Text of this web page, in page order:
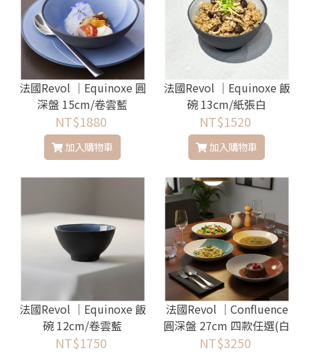
法國Revol │Equinoxe 圓
深盤 15cm/卷雲藍
NT$1880
加入購物車
法國Revol │Equinoxe 飯
碗 13cm/紙張白
NT$1520
加入購物車
法國Revol │Equinoxe 飯
碗 12cm/卷雲藍
NT$1750
法國Revol │Confluence
圓深盤 27cm 四款任選(白
蘭地/亞麻灰/峽灣藍/鵝黃)
NT$3250